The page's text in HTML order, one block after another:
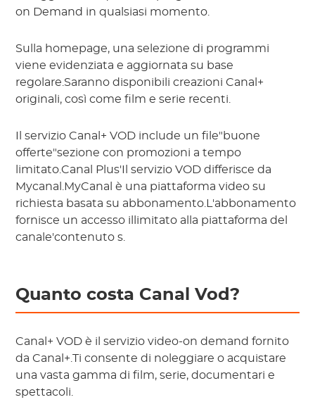
on Demand in qualsiasi momento.
Sulla homepage, una selezione di programmi
viene evidenziata e aggiornata su base
regolare.Saranno disponibili creazioni Canal+
originali, così come film e serie recenti.
Il servizio Canal+ VOD include un file"buone
offerte"sezione con promozioni a tempo
limitato.Canal Plus'Il servizio VOD differisce da
Mycanal.MyCanal è una piattaforma video su
richiesta basata su abbonamento.L'abbonamento
fornisce un accesso illimitato alla piattaforma del
canale'contenuto s.
Quanto costa Canal Vod?
Canal+ VOD è il servizio video-on demand fornito
da Canal+.Ti consente di noleggiare o acquistare
una vasta gamma di film, serie, documentari e
spettacoli.